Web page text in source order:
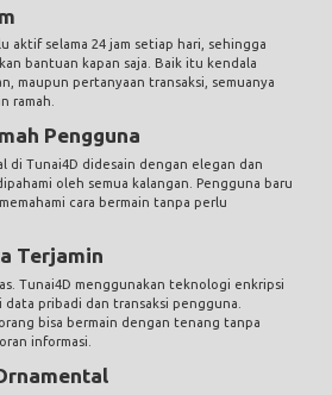
aktif selama 24 jam setiap hari, sehingga
bantuan kapan saja. Baik itu kendala
maupun pertanyaan transaksi, semuanya
ramah.
Pengguna
di Tunai4D didesain dengan elegan dan
oleh semua kalangan. Pengguna baru
cara bermain tanpa perlu
Terjamin
Tunai4D menggunakan teknologi enkripsi
pribadi dan transaksi pengguna.
bisa bermain dengan tenang tanpa
informasi.